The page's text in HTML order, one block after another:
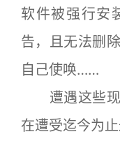
软件被强行安
告，且无法删
自己使唤……
遭遇这些现
在遭受迄今为